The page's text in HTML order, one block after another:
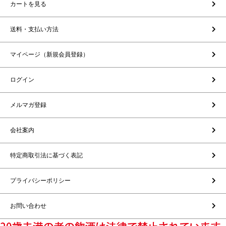
カートを見る
送料・支払い方法
マイページ（新規会員登録）
ログイン
メルマガ登録
会社案内
特定商取引法に基づく表記
プライバシーポリシー
お問い合わせ